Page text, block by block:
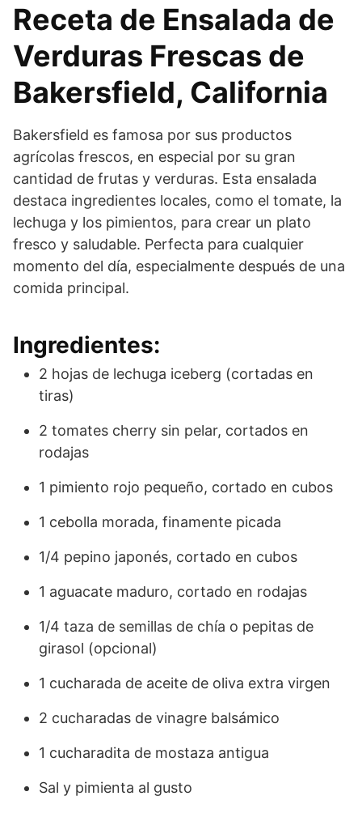
Receta de Ensalada de
Verduras Frescas de
Bakersfield, California
Bakersfield es famosa por sus productos
agrícolas frescos, en especial por su gran
cantidad de frutas y verduras. Esta ensalada
destaca ingredientes locales, como el tomate, la
lechuga y los pimientos, para crear un plato
fresco y saludable. Perfecta para cualquier
momento del día, especialmente después de una
comida principal.
Ingredientes:
2 hojas de lechuga iceberg (cortadas en
tiras)
2 tomates cherry sin pelar, cortados en
rodajas
1 pimiento rojo pequeño, cortado en cubos
1 cebolla morada, finamente picada
1/4 pepino japonés, cortado en cubos
1 aguacate maduro, cortado en rodajas
1/4 taza de semillas de chía o pepitas de
girasol (opcional)
1 cucharada de aceite de oliva extra virgen
2 cucharadas de vinagre balsámico
1 cucharadita de mostaza antigua
Sal y pimienta al gusto